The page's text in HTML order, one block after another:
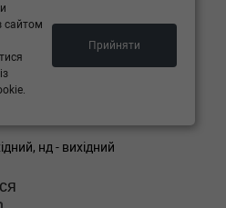
106а
нд - вихідний
сайтом
Прийняти